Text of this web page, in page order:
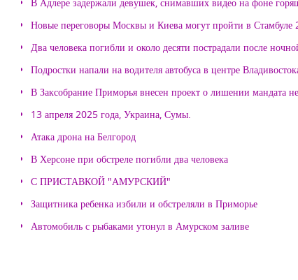
Новые переговоры Москвы и Киева могут пройти в
Два человека погибли и около десяти пострадали после
Подростки напали на водителя автобуса в центре
В Заксобрание Приморья внесен проект о лишении мандата
13 апреля 2025 года, Украина, Сумы.
Атака дрона на Белгород
В Херсоне при обстреле погибли два человека
С ПРИСТАВКОЙ "АМУРСКИЙ"
Защитника ребенка избили и обстреляли в Приморье
Автомобиль с рыбаками утонул в Амурском заливе